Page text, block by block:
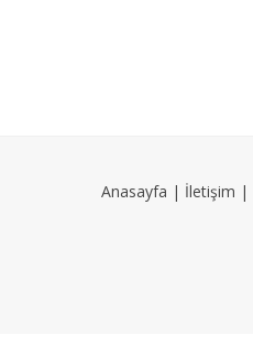
Anasayfa | İletişim |